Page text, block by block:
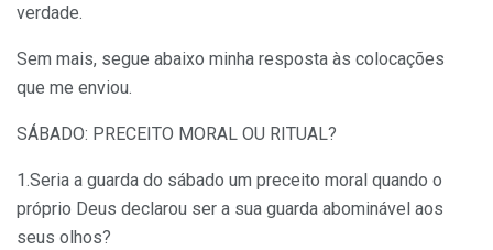
verdade.
Sem mais, segue abaixo minha resposta às colocações
que me enviou.
SÁBADO: PRECEITO MORAL OU RITUAL?
1.Seria a guarda do sábado um preceito moral quando o
próprio Deus declarou ser a sua guarda abominável aos
seus olhos?